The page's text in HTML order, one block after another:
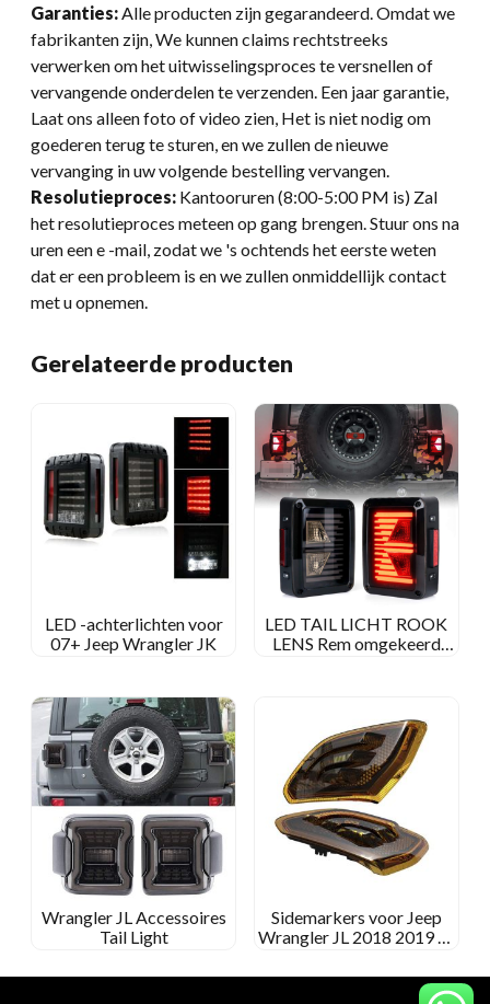
Garanties: Alle producten zijn gegarandeerd. Omdat we
fabrikanten zijn, We kunnen claims rechtstreeks
verwerken om het uitwisselingsproces te versnellen of
vervangende onderdelen te verzenden. Een jaar garantie,
Laat ons alleen foto of video zien, Het is niet nodig om
goederen terug te sturen, en we zullen de nieuwe
vervanging in uw volgende bestelling vervangen.
Resolutieproces: Kantooruren (8:00-5:00 PM is) Zal
het resolutieproces meteen op gang brengen. Stuur ons na
uren een e -mail, zodat we 's ochtends het eerste weten
dat er een probleem is en we zullen onmiddellijk contact
met u opnemen.
Gerelateerde producten
LED -achterlichten voor
07+ Jeep Wrangler JK
LED TAIL LICHT ROOK
LENS Rem omgekeerd
Wrangler JL Accessoires
Tail Light
Sidemarkers voor Jeep
Wrangler JL 2018 2019 en